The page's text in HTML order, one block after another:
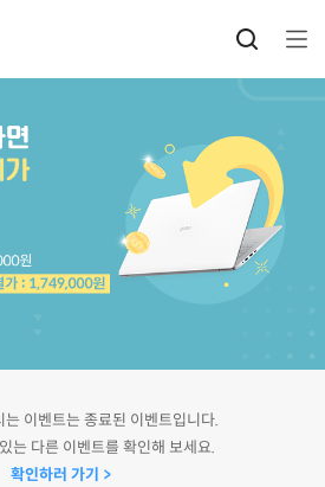
는 이벤트는 종료된 이벤트입니다.
는 다른 이벤트를 확인해 보세요.
확인하러 가기 >